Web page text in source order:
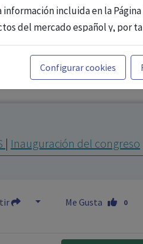
información incluida en la
del mercado español y, por
sanitarios legalmente
o dispensar medicamentos
La información técnica de
informativo, siendo
del paciente.
Configurar cookies
| Inauguración del congreso
Me Gusta 0